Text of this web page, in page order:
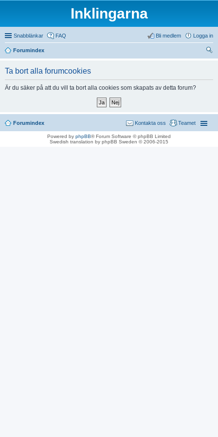
Inklingarna
Snabblänkar FAQ Logga in
Bli medlem
Forumindex
Ta bort alla forumcookies
Är du säker på att du vill ta bort alla cookies som skapats av detta forum?
Forumindex Teamet
Kontakta oss
Powered by phpBB® Forum Software © phpBB Limited
Swedish translation by phpBB Sweden © 2006-2015